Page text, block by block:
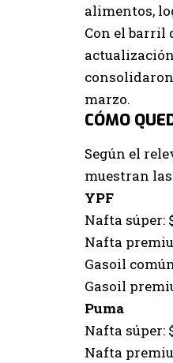
alimentos,
Con el barril
marzo.
CÓMO
Según el
muestran
YPF
Nafta súper:
Nafta
Gasoil
Gasoil
Puma
Nafta súper:
Nafta